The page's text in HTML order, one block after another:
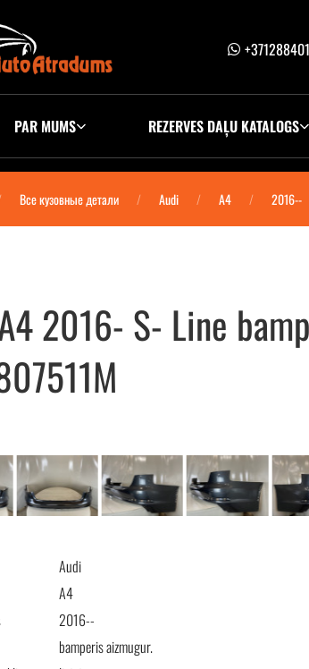
PAR MUMS REZERVES DAĻU KATALOGS
Все кузовные детали Audi A4 2016--
2016- S- Line
Audi
A4
2016--
bamperis aizmugur.